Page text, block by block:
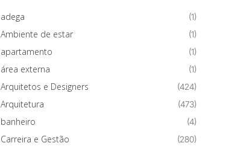
adega (1)
Ambiente de estar (1)
apartamento (1)
área externa (1)
Arquitetos e Designers (424)
Arquitetura (473)
banheiro (4)
Carreira e Gestão (280)